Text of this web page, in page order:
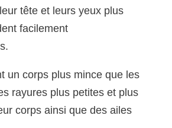
tête et leurs yeux plus
facilement
un corps plus mince que les
rayures plus petites et plus
corps ainsi que des ailes